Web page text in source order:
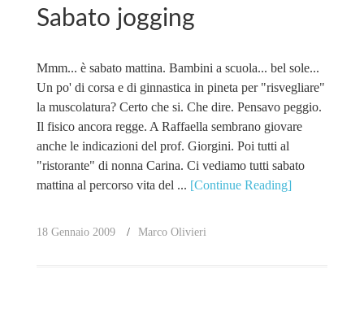
Sabato jogging
Mmm... è sabato mattina. Bambini a scuola... bel sole...
Un po' di corsa e di ginnastica in pineta per "risvegliare"
la muscolatura? Certo che si. Che dire. Pensavo peggio.
Il fisico ancora regge. A Raffaella sembrano giovare
anche le indicazioni del prof. Giorgini. Poi tutti al
"ristorante" di nonna Carina. Ci vediamo tutti sabato
mattina al percorso vita del ... [Continue Reading]
18 Gennaio 2009 Marco Olivieri